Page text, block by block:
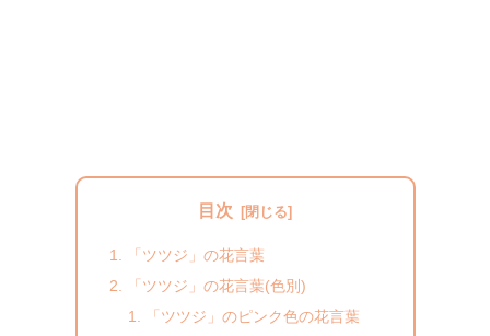
目次
「ツツジ」の花言葉
「ツツジ」の花言葉(色別)
「ツツジ」のピンク色の花言葉